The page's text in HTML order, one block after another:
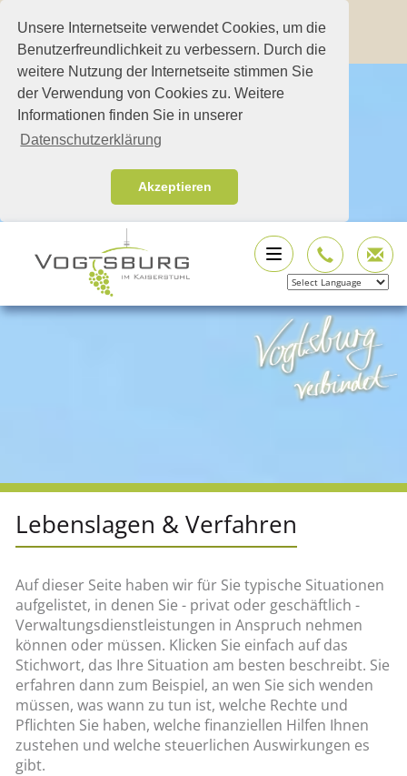
Unsere Internetseite verwendet Cookies, um die
Benutzerfreundlichkeit zu verbessern. Durch die
weitere Nutzung der Internetseite stimmen Sie
der Verwendung von Cookies zu. Weitere
Informationen finden Sie in unserer
Datenschutzerklärung
Akzeptieren
Lebenslagen & Verfahren
Auf dieser Seite haben wir für Sie typische Situationen
aufgelistet, in denen Sie - privat oder geschäftlich -
Verwaltungsdienstleistungen in Anspruch nehmen
können oder müssen. Klicken Sie einfach auf das
Stichwort, das Ihre Situation am besten beschreibt. Sie
erfahren dann zum Beispiel, an wen Sie sich wenden
müssen, was wann zu tun ist, welche Rechte und
Pflichten Sie haben, welche finanziellen Hilfen Ihnen
zustehen und welche steuerlichen Auswirkungen es
gibt.